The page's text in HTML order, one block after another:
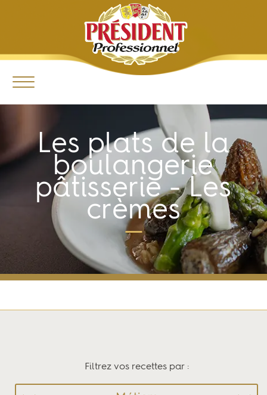
Les plats de la
boulangerie
pâtisserie - Les
crèmes
Filtrez vos recettes par :